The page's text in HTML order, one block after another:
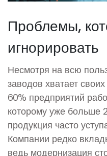
Проблемы,
игнорировать
Несмотря на всю
заводов хватает
60% предприятий
которому уже больше
продукция часто
Компании редко
ведь модернизация